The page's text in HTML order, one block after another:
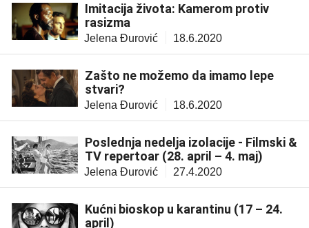
Imitacija života: Kamerom protiv
rasizma
Jelena Đurović 18.6.2020
Zašto ne možemo da imamo lepe
stvari?
Jelena Đurović 18.6.2020
Poslednja nedelja izolacije - Filmski &
TV repertoar (28. april – 4. maj)
Jelena Đurović 27.4.2020
Kućni bioskop u karantinu (17 – 24.
april)